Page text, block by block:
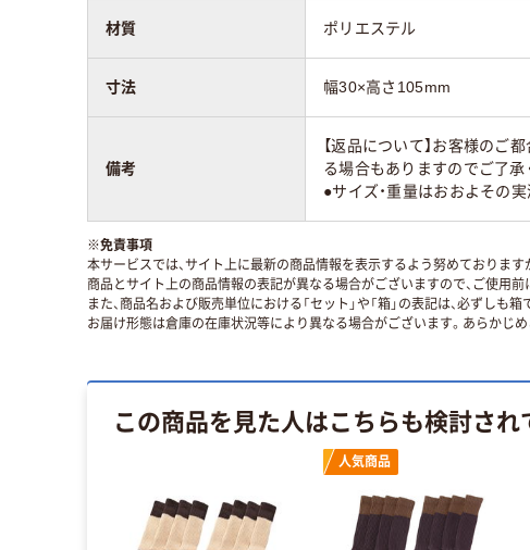
材質 ポリエステル
寸法 幅30×高さ105mm
備考
【返品について】お客様の
る場合もありますのでご了承
●サイズ・重量はおおよその
※免責事項
本サービスでは、サイト上に最新の商品情報を表示するよう努めております
商品とサイト上の商品情報の表記が異なる場合がございますので、ご使用
また、商品名および販売単位における「セット」や「箱」の表記は、必ずしも
お届け形態は倉庫の在庫状況等により異なる場合がございます。あらかじめ
この商品を見た人はこちらも検討され
人気商品